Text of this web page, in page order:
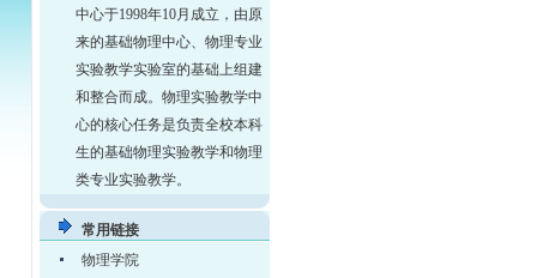
中心于1998年10月成立，由原
来的基础物理中心、物理专业
实验教学实验室的基础上组建
和整合而成。物理实验教学中
心的核心任务是负责全校本科
生的基础物理实验教学和物理
类专业实验教学。
常用链接
物理学院